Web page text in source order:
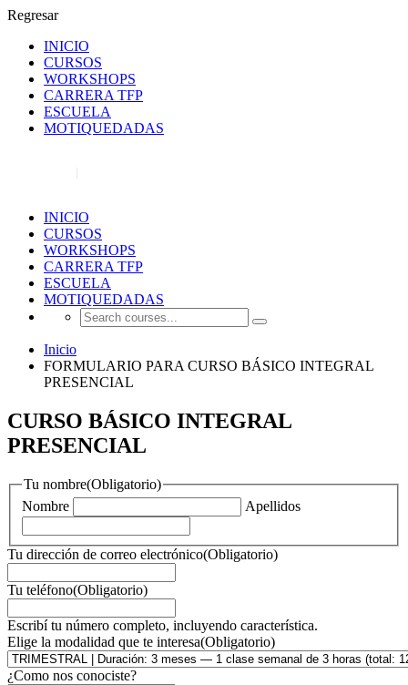
Regresar
INICIO
CURSOS
WORKSHOPS
CARRERA TFP
ESCUELA
MOTIQUEDADAS
INICIO
CURSOS
WORKSHOPS
CARRERA TFP
ESCUELA
MOTIQUEDADAS
Inicio
FORMULARIO PARA CURSO BÁSICO INTEGRAL
PRESENCIAL
CURSO BÁSICO INTEGRAL
PRESENCIAL
Tu nombre(Obligatorio)
Nombre
Apellidos
Tu dirección de correo electrónico(Obligatorio)
Tu teléfono(Obligatorio)
Escribí tu número completo, incluyendo característica.
Elige la modalidad que te interesa(Obligatorio)
¿Como nos conociste?